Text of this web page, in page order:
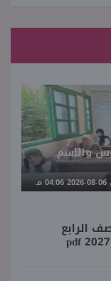
والاسم
الرابع